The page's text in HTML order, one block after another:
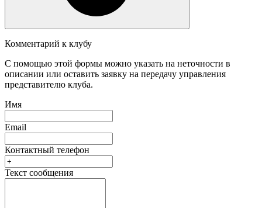
Комментарий к клубу
С помощью этой формы можно указать на неточности в
описании или оставить заявку на передачу управления
представителю клуба.
Имя
Email
Контактный телефон
Текст сообщения